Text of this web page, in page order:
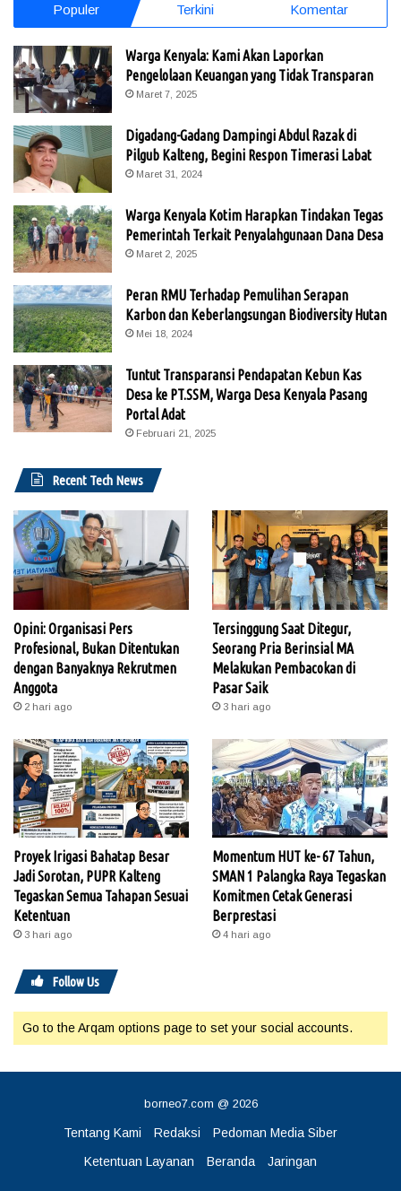
Populer Terkini Komentar
Warga Kenyala: Kami Akan Laporkan
Pengelolaan Keuangan yang Tidak Transparan
Maret 7, 2025
Digadang-Gadang Dampingi Abdul Razak di
Pilgub Kalteng, Begini Respon Timerasi Labat
Maret 31, 2024
Warga Kenyala Kotim Harapkan Tindakan Tegas
Pemerintah Terkait Penyalahgunaan Dana Desa
Maret 2, 2025
Peran RMU Terhadap Pemulihan Serapan
Karbon dan Keberlangsungan Biodiversity Hutan
Mei 18, 2024
Tuntut Transparansi Pendapatan Kebun Kas
Desa ke PT.SSM, Warga Desa Kenyala Pasang
Portal Adat
Februari 21, 2025
Recent Tech News
Opini: Organisasi Pers
Profesional, Bukan Ditentukan
dengan Banyaknya Rekrutmen
Anggota
2 hari ago
Tersinggung Saat Ditegur,
Seorang Pria Berinsial MA
Melakukan Pembacokan di
Pasar Saik
3 hari ago
Proyek Irigasi Bahatap Besar
Jadi Sorotan, PUPR Kalteng
Tegaskan Semua Tahapan Sesuai
Ketentuan
3 hari ago
Momentum HUT ke- 67 Tahun,
SMAN 1 Palangka Raya Tegaskan
Komitmen Cetak Generasi
Berprestasi
4 hari ago
Follow Us
Go to the Arqam options page to set your social accounts.
borneo7.com @ 2026
Tentang Kami Redaksi
Pedoman Media Siber
Ketentuan Layanan
Beranda Jaringan